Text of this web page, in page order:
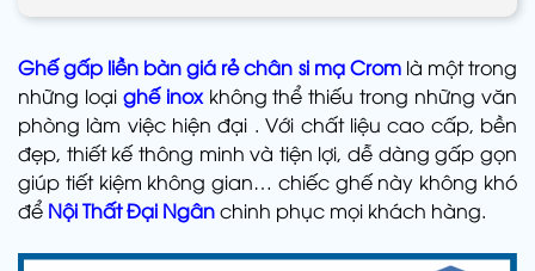
Ghế gấp liền bàn giá rẻ chân si mạ Cromlà một trong
những loại ghế inoxkhông thể thiếu trong những văn
phòng làm việc hiện đại . Với chất liệu cao cấp, bền
đẹp, thiết kế thông minh và tiện lợi, dễ dàng gấp gọn
giúp tiết kiệm không gian… chiếc ghế này không khó
để Nội Thất Đại Ngânchinh phục mọi khách hàng.